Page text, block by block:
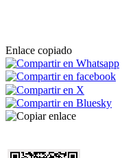
Enlace copiado